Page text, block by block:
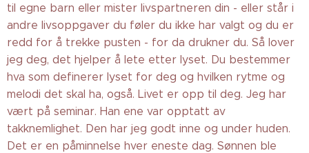
til egne barn eller mister livspartneren din - eller står i
andre livsoppgaver du føler du ikke har valgt og du er
redd for å trekke pusten - for da drukner du. Så lover
jeg deg, det hjelper å lete etter lyset. Du bestemmer
hva som definerer lyset for deg og hvilken rytme og
melodi det skal ha, også. Livet er opp til deg. Jeg har
vært på seminar. Han ene var opptatt av
takknemlighet. Den har jeg godt inne og under huden.
Det er en påminnelse hver eneste dag. Sønnen ble